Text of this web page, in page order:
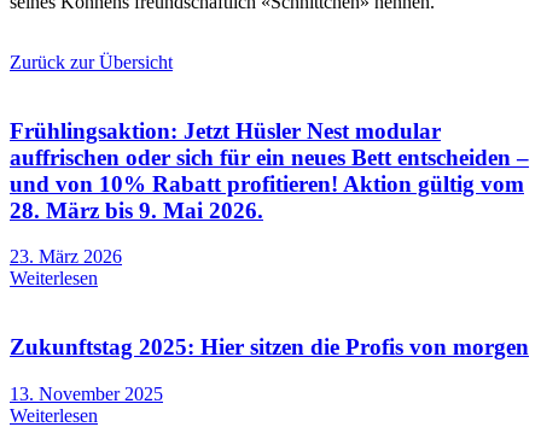
Zurück zur Übersicht
Frühlingsaktion: Jetzt Hüsler Nest modular
auffrischen oder sich für ein neues Bett entscheiden –
und von 10% Rabatt profitieren! Aktion gültig vom
28. März bis 9. Mai 2026.
23. März 2026
Weiterlesen
Zukunftstag 2025: Hier sitzen die Profis von morgen
13. November 2025
Weiterlesen